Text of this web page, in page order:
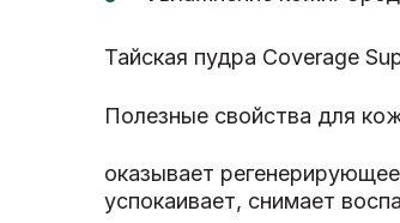
Тайская пудра Coverage
Полезные свойства для
оказывает
успокаивает, снимает